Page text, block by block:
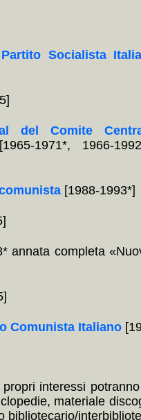
Socialista
del Comite
1971*, 1966-
[1988-1993*]
annata completa
Comunista Italiano
interessi
materiale
bibliotecario/